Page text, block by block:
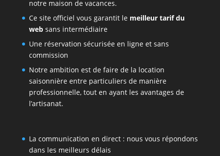
notre maison de vacances.
Ce site officiel vous garantit le meilleur tarif du
websans intermédiaire
Une réservation sécurisée en ligne et sans
commission
Notre ambition est de faire de la location
saisonnière entre particuliers de manière
professionnelle, tout en ayant les avantages de
l’artisanat.
La communication en direct : nous vous répondons
dans les meilleurs délais